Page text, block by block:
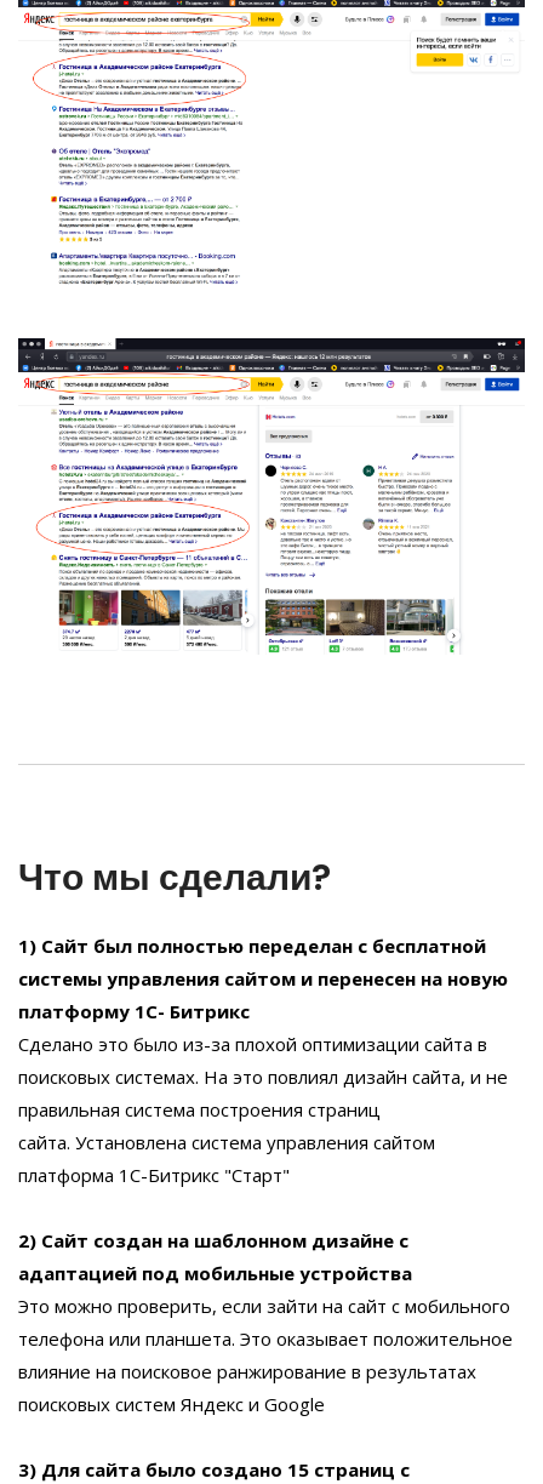
Что мы сделали?
1) Сайт был полностью переделан с бесплатной
системы управления сайтом и перенесен на новую
платформу 1С- Битрикс
Сделано это было из-за плохой оптимизации сайта в
поисковых системах. На это повлиял дизайн сайта, и не
правильная система построения страниц
сайта. Установлена система управления сайтом
платформа 1С-Битрикс "Старт"
2) Сайт создан на шаблонном дизайне с
адаптацией под мобильные устройства
Это можно проверить, если зайти на сайт с мобильного
телефона или планшета. Это оказывает положительное
влияние на поисковое ранжирование в результатах
поисковых систем Яндекс и Google
3) Для сайта было создано 15 страниц с